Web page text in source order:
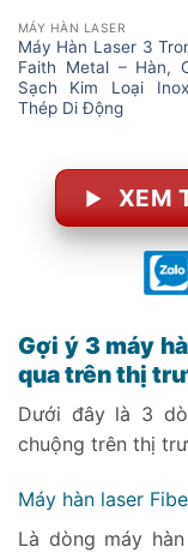
MÁY HÀN LASER
Máy Hàn Laser 3
Faith Metal – Hàn,
Sạch Kim Loại
Thép Di Động
XEM
Gợi ý 3 máy
qua trên thị
Dưới đây là 3
chuộng trên thị
Máy hàn laser
Là dòng máy